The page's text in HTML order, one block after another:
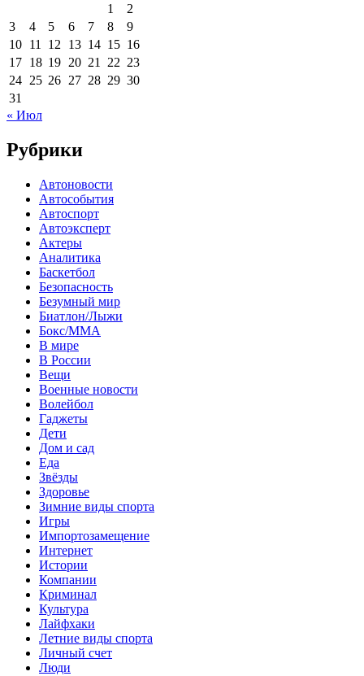
1
2
3
4 5 6 7 8
9
10 11 12 13 14 15 16
17 18 19 20 21 22 23
24 25 26 27 28 29 30
31
« Июл
Рубрики
Автоновости
Автособытия
Автоспорт
Автоэксперт
Актеры
Аналитика
Баскетбол
Безопасность
Безумный мир
Биатлон/Лыжи
Бокс/MMA
В мире
В России
Вещи
Военные новости
Волейбол
Гаджеты
Дети
Дом и сад
Еда
Звёзды
Здоровье
Зимние виды спорта
Игры
Импортозамещение
Интернет
Истории
Компании
Криминал
Культура
Лайфхаки
Летние виды спорта
Личный счет
Люди